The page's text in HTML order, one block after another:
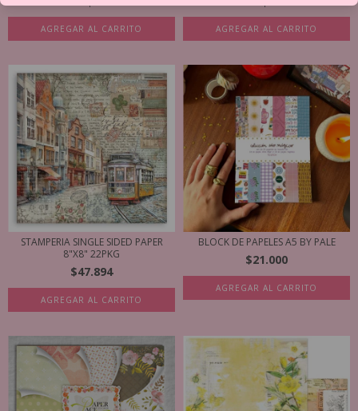
AGREGAR AL CARRITO AGREGAR AL CARRITO
STAMPERIA SINGLE SIDED PAPER
8"X8" 22PKG
$47.894
AGREGAR AL CARRITO
BLOCK DE PAPELES A5 BY PALE
$21.000
AGREGAR AL CARRITO